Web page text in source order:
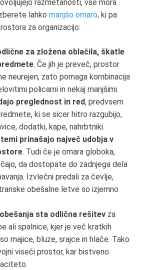
razmetanosti, vse mora
lahko manjšo omaro, ki pa
za organizacijo:
za zložena oblačila, škatle
. Če jih je preveč, prostor
neurejen, zato pomaga kombinacija
policami in nekaj manjšimi.
preglednost in red, predvsem
ki se sicer hitro razgubijo,
dodatki, kape, nahrbtniki.
prinašajo največ udobja v
. Tudi če je omara globoka,
da dostopate do zadnjega dela
Izvlečni predali za čevlje,
obešalne letve so izjemno
sta odlična rešitev za
ali spalnice, kjer je več kratkih
majice, bluze, srajce in hlače. Tako
viseči prostor, kar bistveno